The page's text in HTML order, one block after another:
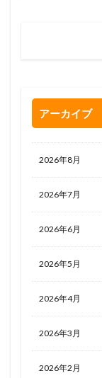
アーカイブ
2026年8月
2026年7月
2026年6月
2026年5月
2026年4月
2026年3月
2026年2月